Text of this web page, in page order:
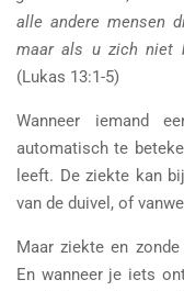
alle andere mensen
maar als u zich niet
(Lukas 13:1-5)
Wanneer iemand
automatisch te
leeft. De ziekte kan
van de duivel, of
Maar ziekte en
En wanneer je iets